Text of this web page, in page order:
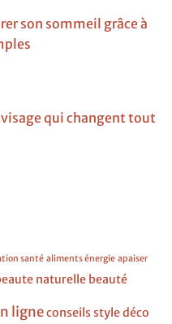
son sommeil grâce à
visage qui changent tout
santé aliments énergie apaiser
naturelle beauté
ligneconseils styledéco